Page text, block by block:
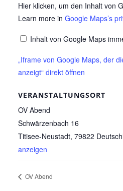
VERANSTALTUNGSORT
OV Abend
Schwärzenbach 16
Titisee-Neustadt, 79822
anzeigen
„Iframe
von
Google
der
die
Adresse
von
OV
Abend
anzeigt“
von
Google
Hier klicken, um den Inhalt von
Learn more in Google Maps’s
Inhalt von Google Maps
„Iframe von Google Maps, der
anzeigt“ direkt öffnen
OV Abend